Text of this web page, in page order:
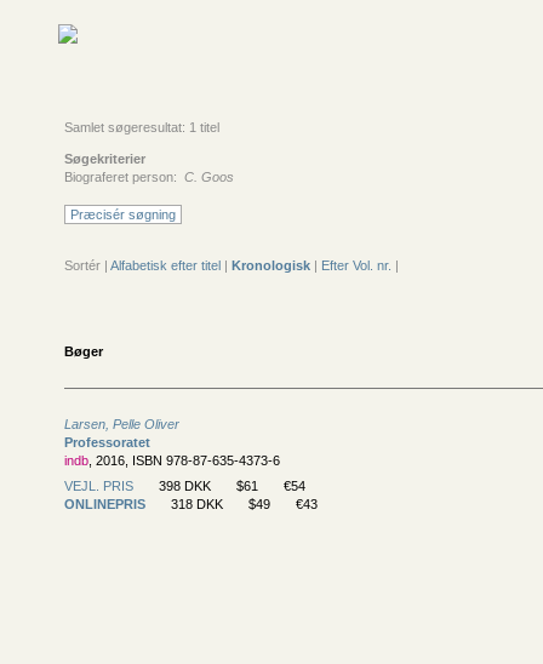
Samlet søgeresultat: 1 titel
Søgekriterier
Biograferet person: C. Goos
Præcisér søgning
Sortér | Alfabetisk efter titel | Kronologisk | Efter Vol. nr. |
Bøger
Larsen, Pelle Oliver
Professoratet
indb , 2016, ISBN 978-87-635-4373-6
VEJL. PRIS
398 DKK $61
€54
ONLINEPRIS
318 DKK $49 €43